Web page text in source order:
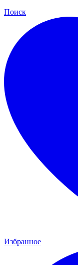
Поиск
Избранное